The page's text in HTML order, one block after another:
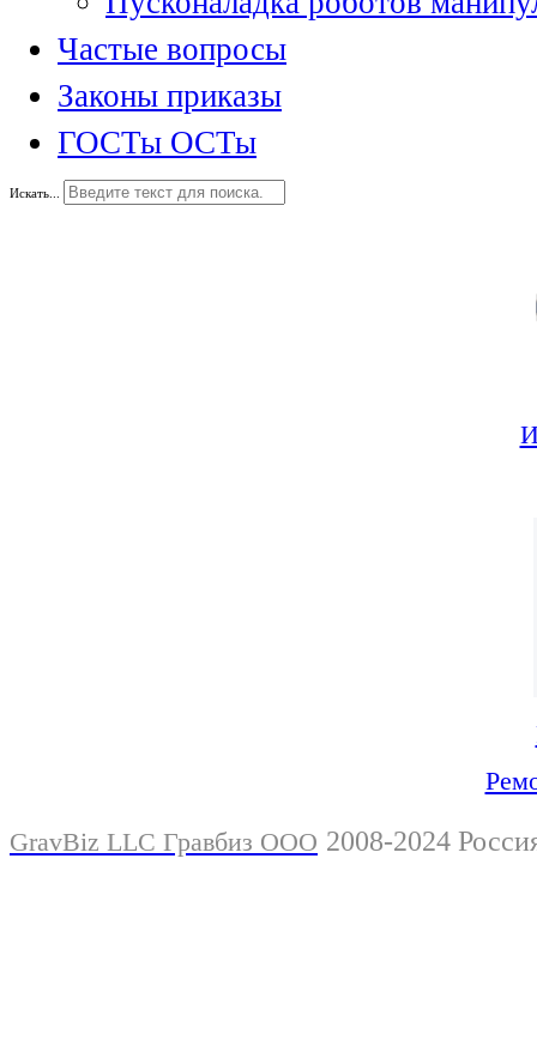
Частые вопросы
Законы приказы
ГОСТы ОСТы
Искать...
GravBiz LLC Гравбиз ООО 2008-2024